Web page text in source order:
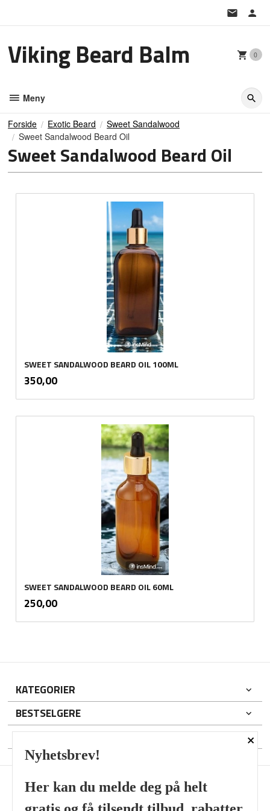
Viking Beard Balm 0
Meny
Forside Exotic Beard
Sweet Sandalwood
Sweet Sandalwood Beard Oil
Sweet Sandalwood Beard Oil
SWEET SANDALWOOD BEARD OIL 100ML
Pris
350,00mva.
SWEET SANDALWOOD BEARD OIL 60ML
Pris
250,00mva.
KATEGORIER
BESTSELGERE
DIN KONTO
×
Nyhetsbrev!
Her kan du melde deg på helt